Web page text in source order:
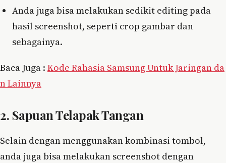
Anda juga bisa melakukan sedikit editing pada
hasil screenshot, seperti crop gambar dan
sebagainya.
Baca Juga : Kode Rahasia Samsung Untuk Jaringan da
n Lainnya
2. Sapuan Telapak Tangan
Selain dengan menggunakan kombinasi tombol,
anda juga bisa melakukan screenshot dengan